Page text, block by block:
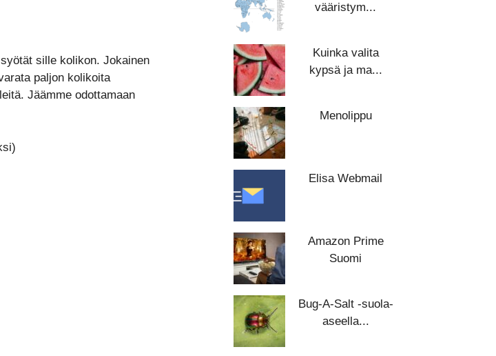
sille kolikon. Jokainen
paljon kolikoita
Jäämme odottamaan
vääristym...
Kuinka valita
kypsä ja ma...
Menolippu
Elisa Webmail
Amazon Prime
Suomi
Bug-A-Salt -suola-
aseella...